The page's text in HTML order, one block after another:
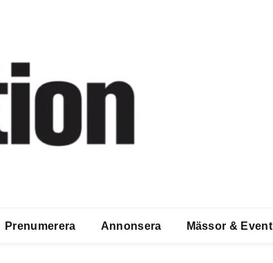
Prenumerera Annonsera Mässor & Event